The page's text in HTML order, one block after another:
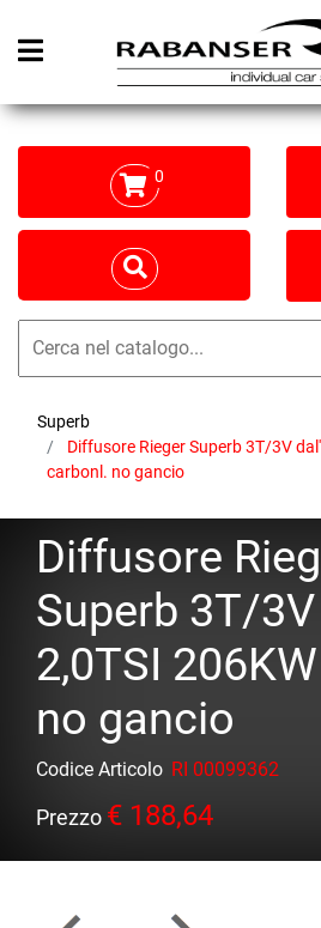
Open menu
0
Superb
Diffusore Rieger Superb 3T/3V
carbonl. no gancio
Diffusore
Superb 3T/
2,0TSI
no gancio
Codice Articolo RI 00099362
Prezzo € 188,64